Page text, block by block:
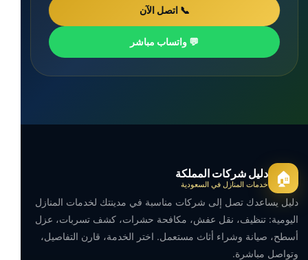
📞 اتصل الآن
💬 واتساب مباشر
🏠 دليل شركات المملكة
خدمات المنازل في السعودية
دليل يساعدك تصل إلى شركات مناسبة في مدينتك لخدمات المنازل
اليومية: تنظيف، نقل عفش، مكافحة حشرات، كشف تسربات، عزل
أسطح، صيانة وشراء أثاث مستعمل. اختر الخدمة، قارن التفاصيل،
وتواصل مباشرة.